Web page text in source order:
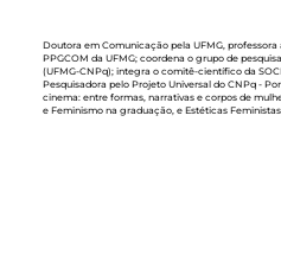
Doutora em Comunicação pela UFMG,
PPGCOM da UFMG; coordena o grupo de
(UFMG-CNPq); integra o comitê-científico da
Pesquisadora pelo Projeto Universal do CNPq -
cinema: entre formas, narrativas e corpos de
e Feminismo na graduação, e Estéticas Feministas